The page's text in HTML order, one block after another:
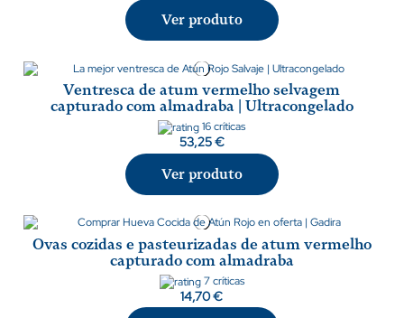
Ver produto
Ventresca de atum vermelho selvagem
capturado com almadraba | Ultracongelado
16 críticas
53,25 €
Ver produto
Ovas cozidas e pasteurizadas de atum vermelho
capturado com almadraba
7 críticas
14,70 €